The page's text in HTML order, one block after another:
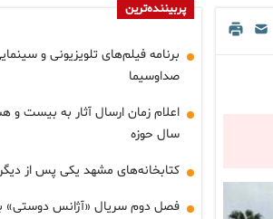
پربیننده‌ترین
برنامه فیلم‌های تلویزیونی و
صداوسیما
اعلام زمان ارسال آثار به بیست
سال حوزه
کتابخانه‌های مشهد یکی پس از
فصل دوم سریال «آژانس دوستی»